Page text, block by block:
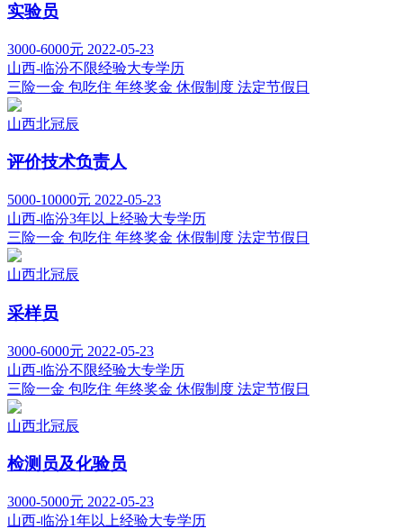
实验员
3000-6000元 2022-05-23
山西-临汾不限经验大专学历
三险一金 包吃住 年终奖金 休假制度 法定节假日
山西北冠辰
评价技术负责人
5000-10000元 2022-05-23
山西-临汾3年以上经验大专学历
三险一金 包吃住 年终奖金 休假制度 法定节假日
山西北冠辰
采样员
3000-6000元 2022-05-23
山西-临汾不限经验大专学历
三险一金 包吃住 年终奖金 休假制度 法定节假日
山西北冠辰
检测员及化验员
3000-5000元 2022-05-23
山西-临汾1年以上经验大专学历